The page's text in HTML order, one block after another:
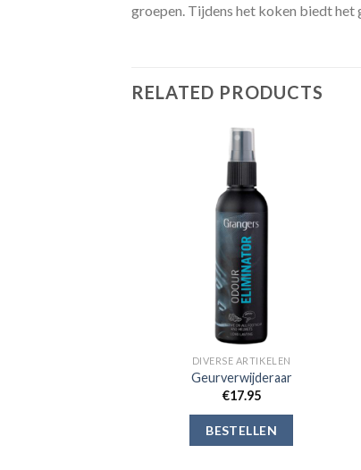
groepen. Tijdens het koken biedt het
RELATED PRODUCTS
DIVERSE ARTIKELEN
Geurverwijderaar
€17.95
BESTELLEN